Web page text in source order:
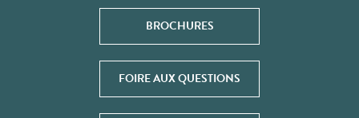
BROCHURES
FOIRE AUX QUESTIONS